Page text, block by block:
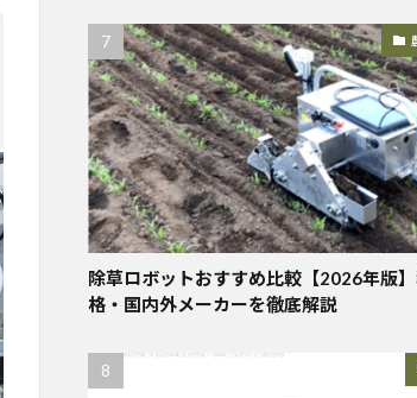
除草ロボットおすすめ比較【2026年版
格・国内外メーカーを徹底解説